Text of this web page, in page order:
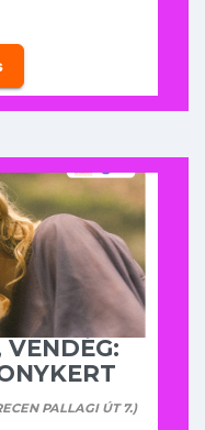
PALLAGI ÚT 7.)